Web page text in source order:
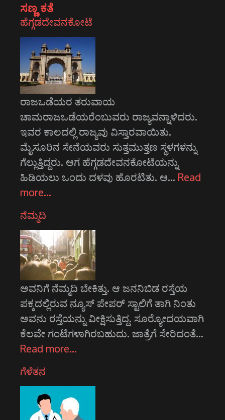
ಸಣ್ಣ ಕತೆ
ಹೆಗ್ಗಡದೇವನಕೋಟೆ
ರಾಜಒಡೆಯರ ತರುವಾಯ
ಚಾಮರಾಜಒಡೆಯರೆಂಬುವರು ರಾಜ್ಯವನ್ನಾಳಿದರು.
ಇವರ ಕಾಲದಲ್ಲಿ ರಾಜ್ಯವು ವಿಸ್ತಾರವಾಯಿತು.
ಮೈಸೂರಿನ ಸೇನೆಯವರು ಸುತ್ತಮುತ್ತಣ ಸ್ಥಳಗಳನ್ನು
ಗೆಲ್ಲುತ್ತಿದ್ದರು. ಆಗ ಹೆಗ್ಗಡದೇವನಕೋಟೆಯನ್ನು
ಹಿಡಿಯಲು ಒಂದು ದಳವು ಹೊರಟಿತು. ಆ… Read
more…
ನೆಮ್ಮದಿ
ಅವನಿಗೆ ನೆಮ್ಮದಿ ಬೇಕಿತ್ತು. ಆ ಜನನಿಬಿಡ ರಸ್ತೆಯ
ಪಕ್ಕದಲ್ಲಿರುವ ನ್ಯೂಸ್ ಪೇಪರ್ ಸ್ಟಾಲಿಗೆ ತಾಗಿ ನಿಂತು
ಅವನು ರಸ್ತೆಯನ್ನು ವೀಕ್ಷಿಸುತ್ತಿದ್ದ. ಸೂರ್‍ಯೋದಯವಾಗಿ
ಕೆಲವೇ ಗಂಟೆಗಳಾಗಿರಬಹುದು. ಜಾತ್ರೆಗೆ ಸೇರಿದಂತೆ…
Read more…
ಗೆಳೆತನ